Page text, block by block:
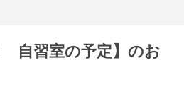
自習室の予定】のお